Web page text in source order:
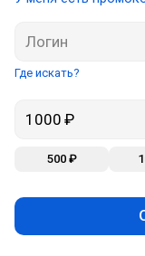
Где искать?
500 ₽